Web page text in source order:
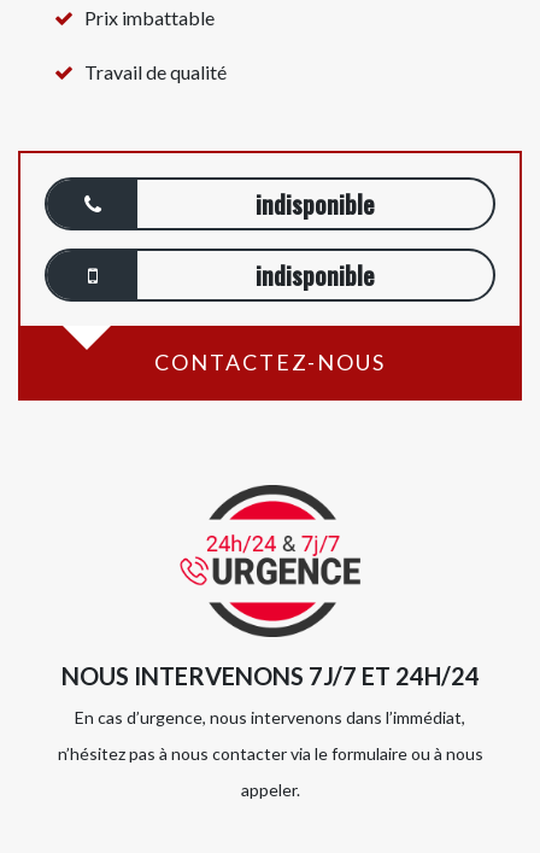
Prix imbattable
Travail de qualité
indisponible
indisponible
CONTACTEZ-NOUS
NOUS INTERVENONS 7J/7 ET 24H/24
En cas d’urgence, nous intervenons dans l’immédiat,
n’hésitez pas à nous contacter via le formulaire ou à nous
appeler.